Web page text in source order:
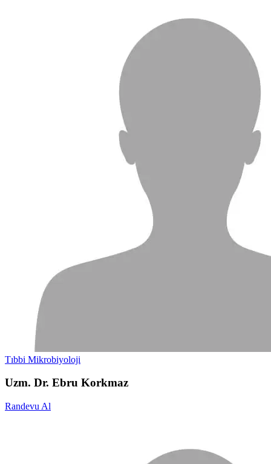
Tıbbi Mikrobiyoloji
Uzm. Dr. Ebru Korkmaz
Randevu Al